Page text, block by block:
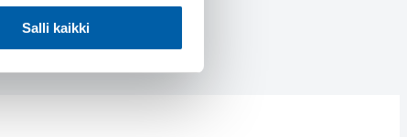
Salli kaikki